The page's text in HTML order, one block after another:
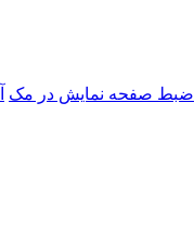
ضبط صفحه نمایش در مک